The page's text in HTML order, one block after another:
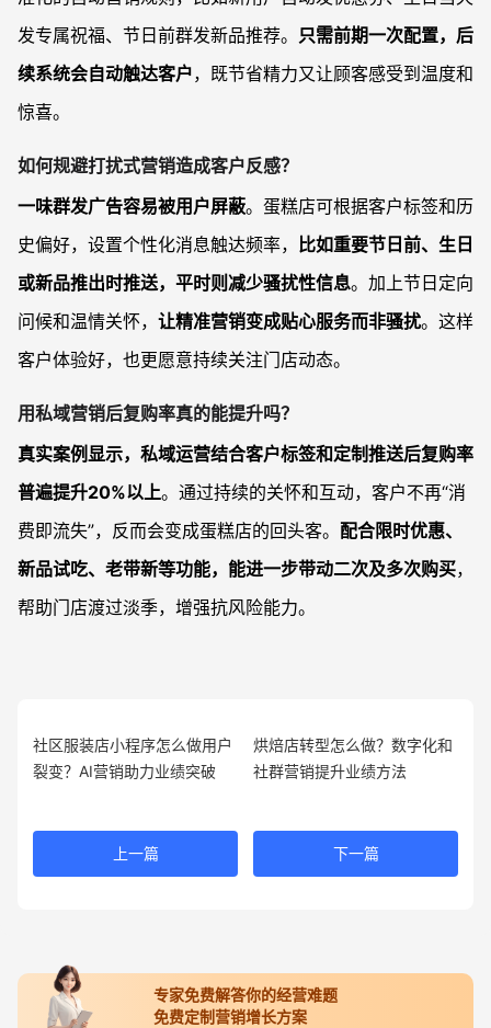
发专属祝福、节日前群发新品推荐。 只需前期一次配置，后
续系统会自动触达客户，既节省精力又让顾客感受到温度和
惊喜。
如何规避打扰式营销造成客户反感？
一味群发广告容易被用户屏蔽。蛋糕店可根据客户标签和历
史偏好，设置个性化消息触达频率， 比如重要节日前、生日
或新品推出时推送，平时则减少骚扰性信息。加上节日定向
问候和温情关怀， 让精准营销变成贴心服务而非骚扰。这样
客户体验好，也更愿意持续关注门店动态。
用私域营销后复购率真的能提升吗？
真实案例显示，私域运营结合客户标签和定制推送后复购率
普遍提升20%以上。通过持续的关怀和互动，客户不再“消
费即流失”，反而会变成蛋糕店的回头客。 配合限时优惠、
新品试吃、老带新等功能，能进一步带动二次及多次购买，
帮助门店渡过淡季，增强抗风险能力。
社区服装店小程序怎么做用户
裂变？AI营销助力业绩突破
上一篇
烘焙店转型怎么做？数字化和
社群营销提升业绩方法
下一篇
专家免费解答你的经营难题
免费定制营销增长方案